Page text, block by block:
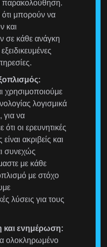
παρακολούθηση.
ότι μπορούν να
και
σε κάθε ανάγκη
χρησιμοποιούμε
λογισμικά
για να
οι ερευνητικές
ακριβείς και
συνεχώς
με κάθε
με στόχο
λύσεις για τους
και ενημέρωση:
ολοκληρωμένο